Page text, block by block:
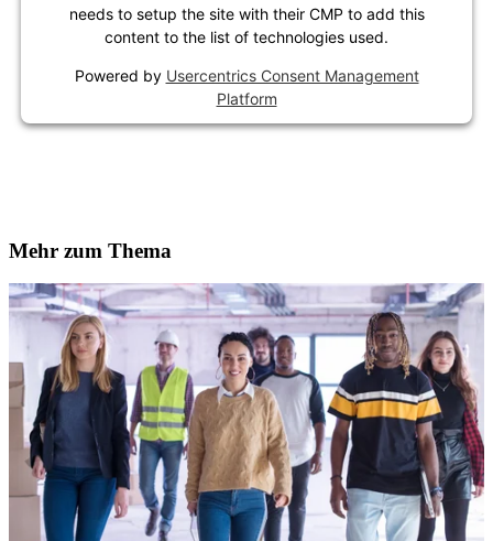
needs to setup the site with their CMP to add this
content to the list of technologies used.
Powered by Usercentrics Consent Management
Platform
Mehr zum Thema